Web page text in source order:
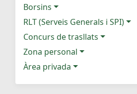
Borsins
RLT (Serveis Generals i SPI)
Concurs de trasllats
Zona personal
Àrea privada